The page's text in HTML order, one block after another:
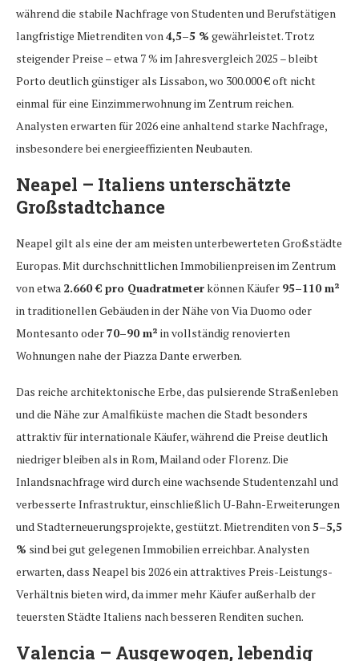
während die stabile Nachfrage von Studenten und Berufstätigen
langfristige Mietrenditen von 4,5–5 % gewährleistet. Trotz
steigender Preise – etwa 7 % im Jahresvergleich 2025 – bleibt
Porto deutlich günstiger als Lissabon, wo 300.000 € oft nicht
einmal für eine Einzimmerwohnung im Zentrum reichen.
Analysten erwarten für 2026 eine anhaltend starke Nachfrage,
insbesondere bei energieeffizienten Neubauten.
Neapel – Italiens unterschätzte
Großstadtchance
Neapel gilt als eine der am meisten unterbewerteten Großstädte
Europas. Mit durchschnittlichen Immobilienpreisen im Zentrum
von etwa 2.660 € pro Quadratmeterkönnen Käufer 95–110 m²
in traditionellen Gebäuden in der Nähe von Via Duomo oder
Montesanto oder70–90 m² in vollständig renovierten
Wohnungen nahe der Piazza Dante erwerben.
Das reiche architektonische Erbe, das pulsierende Straßenleben
und die Nähe zur Amalfiküste machen die Stadt besonders
attraktiv für internationale Käufer, während die Preise deutlich
niedriger bleiben als in Rom, Mailand oder Florenz. Die
Inlandsnachfrage wird durch eine wachsende Studentenzahl und
verbesserte Infrastruktur, einschließlich U-Bahn-Erweiterungen
und Stadterneuerungsprojekte, gestützt. Mietrenditen von 5–5,5
% sind bei gut gelegenen Immobilien erreichbar. Analysten
erwarten, dass Neapel bis 2026 ein attraktives Preis-Leistungs-
Verhältnis bieten wird, da immer mehr Käufer außerhalb der
teuersten Städte Italiens nach besseren Renditen suchen.
Valencia – Ausgewogen, lebendig